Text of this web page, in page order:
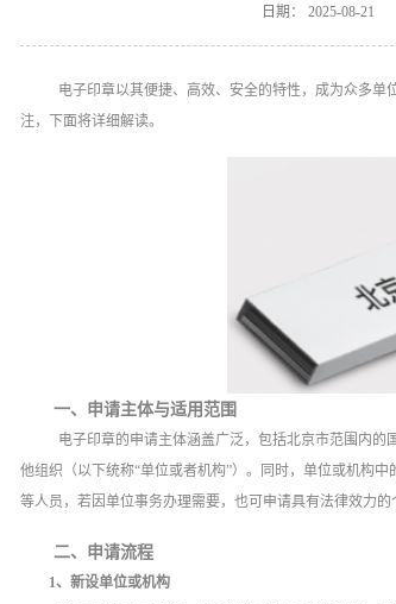
日期： 2025-08-21
电子印章以其便捷、高效、安全的特性，成为众多单
注，下面将详细解读。
一、申请主体与适用范围
电子印章的申请主体涵盖广泛，包括北京市范围内
他组织（以下统称“单位或者机构”）。同时，单位或机构
等人员，若因单位事务办理需要，也可申请具有法律效力的
二、申请流程
1、新设单位或机构